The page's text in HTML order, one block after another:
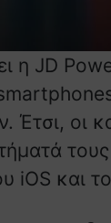
η JD
Έτσι, οι
iOS και